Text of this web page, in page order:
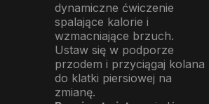
dynamiczne ćwiczenie
spalające kalorie i
wzmacniające brzuch.
Ustaw się w podporze
przodem i przyciągaj kolana
do klatki piersiowej na
zmianę.